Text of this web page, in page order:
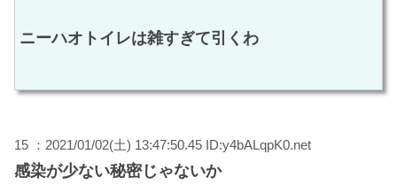
ニーハオトイレは雑すぎて引くわ
15 ：2021/01/02(土) 13:47:50.45 ID:y4bALqpK0.net
感染が少ない秘密じゃないか